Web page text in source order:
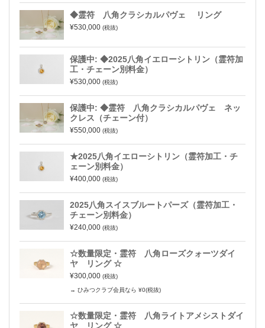
◆霊符 八角クラシカルパヴェ リング
¥530,000 (税抜)
保護中: ◆2025八角イエローシトリン（霊符加
工・チェーン別料金）
¥530,000 (税抜)
保護中: ◆霊符 八角クラシカルパヴェ ネッ
クレス（チェーン付）
¥550,000 (税抜)
★2025八角イエローシトリン（霊符加工・チ
ェーン別料金）
¥400,000 (税抜)
2025八角スイスブルートパーズ（霊符加工・
チェーン別料金）
¥240,000 (税抜)
☆数量限定・霊符 八角ローズクォーツダイ
ヤ リング ☆
¥300,000 (税抜)
→ ひみつクラブ会員なら ¥0(税抜)
☆数量限定・霊符 八角ライトアメシストダイ
ヤ リング ☆